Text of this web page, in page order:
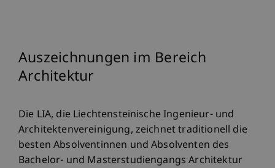
Auszeichnungen im Bereich
Architektur
Die LIA, die Liechtensteinische Ingenieur- und
Architektenvereinigung, zeichnet traditionell die
besten Absolventinnen und Absolventen des
Bachelor- und Masterstudiengangs Architektur